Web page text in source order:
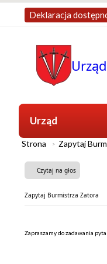
Deklaracja
Urząd
Strona Zapytaj
Czytaj na głos
Zapytaj Burmistrza Zatora
Zapraszamy do zadawania